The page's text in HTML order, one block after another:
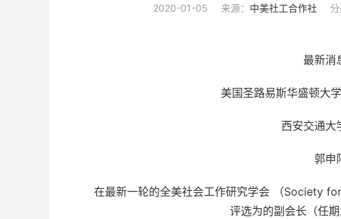
2020-01-05 来源： 中美社工合作社 分
最新消
美国圣路易斯华盛顿大
西安交通大
郭申
在最新一轮的全美社会工作研究学会 （Society
评选为的副会长（任